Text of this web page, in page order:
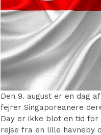
Den 9. august er en dag
fejrer Singaporeanere
Day er ikke blot en tid
rejse fra en lille havneby